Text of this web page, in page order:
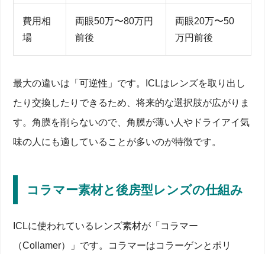
費用相
場
両眼50万〜80万円
前後
両眼20万〜50
万円前後
最大の違いは「可逆性」です。ICLはレンズを取り出し
たり交換したりできるため、将来的な選択肢が広がりま
す。角膜を削らないので、角膜が薄い人やドライアイ気
味の人にも適していることが多いのが特徴です。
コラマー素材と後房型レンズの仕組み
ICLに使われているレンズ素材が「コラマー
（Collamer）」です。コラマーはコラーゲンとポリ